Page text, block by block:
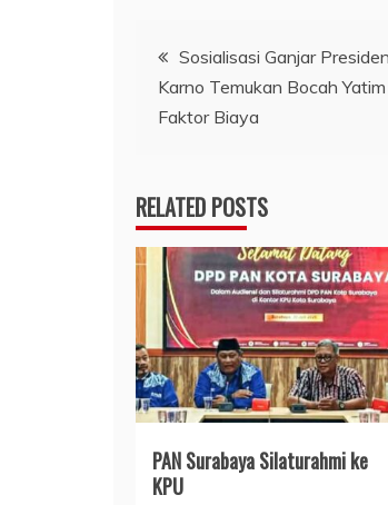
Navigasi
pos
Sosialisasi Ganjar
Karno Temukan Bocah
Faktor Biaya
RELATED POSTS
PAN Surabaya Silaturahmi ke
KPU